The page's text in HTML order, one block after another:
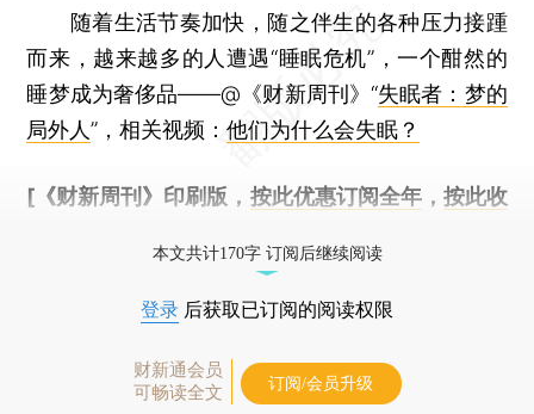
随着生活节奏加快，随之伴生的各种压力接踵
而来，越来越多的人遭遇“睡眠危机”，一个酣然的
睡梦成为奢侈品——@《财新周刊》“失眠者：梦的
局外人”，相关视频：他们为什么会失眠？
[《财新周刊》印刷版， 按此优惠订阅全年， 按此收
本文共计170字 订阅后继续阅读
登录 后获取已订阅的阅读权限
财新通会员
可畅读全文
订阅/会员升级